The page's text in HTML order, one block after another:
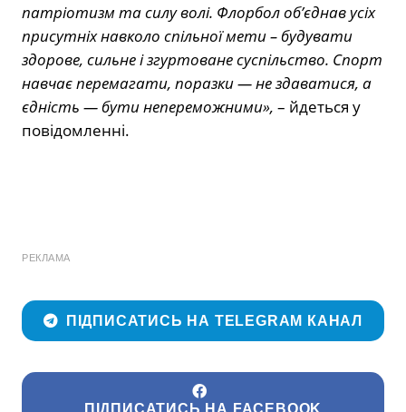
патріотизм та силу волі. Флорбол об’єднав усіх
присутніх навколо спільної мети – будувати
здорове, сильне і згуртоване суспільство. Спорт
навчає перемагати, поразки — не здаватися, а
єдність — бути непереможними», – йдеться у
повідомленні.
РЕКЛАМА
ПІДПИСАТИСЬ НА TELEGRAM КАНАЛ